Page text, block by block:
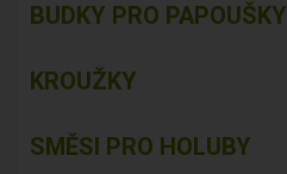
BUDKY PRO PAPOUŠKY
KROUŽKY
SMĚSI PRO HOLUBY